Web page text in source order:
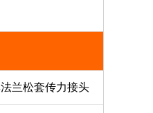
兰松套传力接头